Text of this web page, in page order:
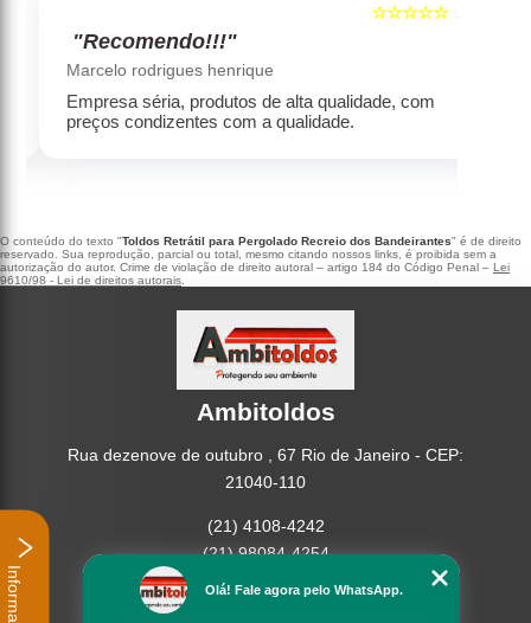
5
☆☆☆☆☆
"Recomendo!!!"
Marcelo rodrigues henrique
Empresa séria, produtos de alta qualidade, com
preços condizentes com a qualidade.
O conteúdo do texto "Toldos Retrátil para Pergolado Recreio dos Bandeirantes" é de direito
reservado. Sua reprodução, parcial ou total, mesmo citando nossos links, é proibida sem a
autorização do autor. Crime de violação de direito autoral – artigo 184 do Código Penal – Lei
9610/98 - Lei de direitos autorais
Ambitoldos
Rua dezenove de outubro , 67 Rio de Janeiro - CEP:
21040-110
(21) 4108-4242
(21) 98084-4254
Home
Olá! Fale agora pelo WhatsApp.